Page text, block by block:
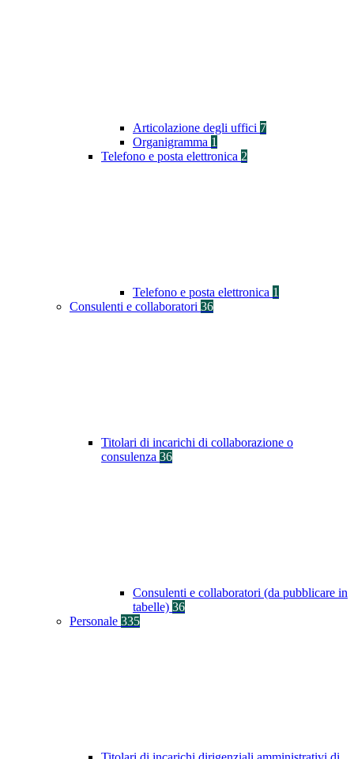
Articolazione degli uffici 7
Organigramma 1
Telefono e posta elettronica 2
Telefono e posta elettronica 1
Consulenti e collaboratori 36
Titolari di incarichi di collaborazione o
consulenza 36
Consulenti e collaboratori (da pubblicare in
tabelle) 36
Personale 335